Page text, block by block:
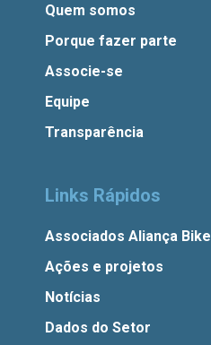
Quem somos
Porque fazer parte
Associe-se
Equipe
Transparência
Links Rápidos
Associados Aliança Bike
Ações e projetos
Notícias
Dados do Setor